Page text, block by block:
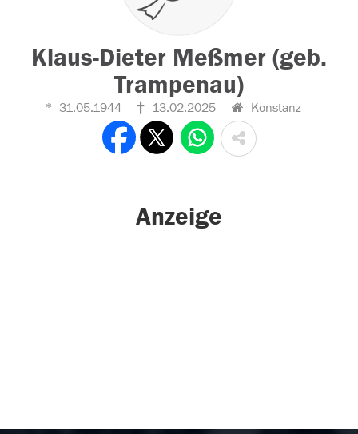
Klaus-Dieter Meßmer (geb.
Trampenau)
31.05.1944 13.02.2025 Konstanz
Anzeige